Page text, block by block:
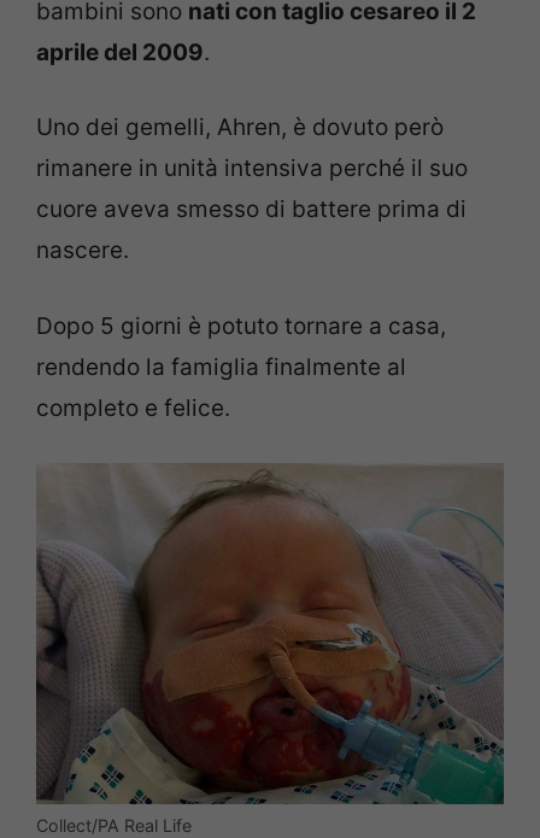
bambini sono nati con taglio cesareo il 2
aprile del 2009.
Uno dei gemelli, Ahren, è dovuto però
rimanere in unità intensiva perché il suo
cuore aveva smesso di battere prima di
nascere.
Dopo 5 giorni è potuto tornare a casa,
rendendo la famiglia finalmente al
completo e felice.
Collect/PA Real Life